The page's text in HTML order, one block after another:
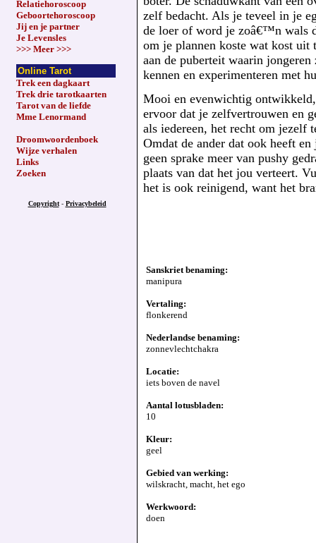
Relatiehoroscoop
Geboortehoroscoop
Jij en je partner
Je Levensles
>>> Meer >>>
Online Tarot
Trek een dagkaart
Trek drie tarotkaarten
Tarot van de liefde
Mme Lenormand
Droomwoordenboek
Wijze verhalen
Links
Zoeken
Copyright- Privacybeleid
zelf bedacht. Als je teveel in je
de loer of word je zoâ€™n wals
om je plannen koste wat kost uit
aan de puberteit waarin
kennen en experimenteren met
Mooi en evenwichtig
ervoor dat je zelfvertrouwen en
als iedereen, het recht om jezelf
Omdat de ander dat ook heeft
geen sprake meer van pushy
plaats van dat het jou verteert.
het is ook reinigend, want het
Sanskriet benaming:
manipura
Vertaling:
flonkerend
Nederlandse benaming:
zonnevlechtchakra
Locatie:
iets boven de navel
Aantal lotusbladen:
10
Kleur:
geel
Gebied van werking:
wilskracht, macht, het ego
Werkwoord:
doen